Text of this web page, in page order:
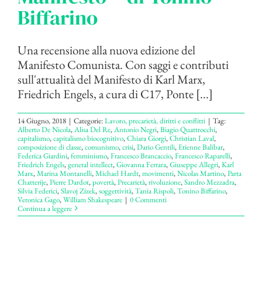
Biffarino
Una recensione alla nuova edizione del
Manifesto Comunista. Con saggi e contributi
sull'attualità del Manifesto di Karl Marx,
Friedrich Engels, a cura di C17, Ponte [...]
14 Giugno, 2018 | Categorie:Lavoro, precarietà, diritti e conflitti | Tag:
Alberto De Nicola,Alisa Del Re,Antonio Negri,Biagio Quattrocchi,
capitalismo,capitalismo biocognitivo,Chiara Giorgi,Christian Laval,
composizione di classe,comunismo,crisi,Dario Gentili,Etienne Balibar,
Federica Giardini,femminismo,Francesco Brancaccio,Francesco Raparelli,
Friedrich Engels,general intellect,Giovanna Ferrara,Giuseppe Allegri,Karl
Marx,Marina Montanelli,Michael Hardt,movimenti,Nicolas Martino,Parta
Chatterije,Pierre Dardot,povertà,Precarietà,rivoluzione,Sandro Mezzadra,
Silvia Federici,Slavoj Zizek,soggettività,Tania Rispoli,Tonino Biffarino,
Veronica Gago,William Shakespeare | 0 Commenti
Continua a leggere